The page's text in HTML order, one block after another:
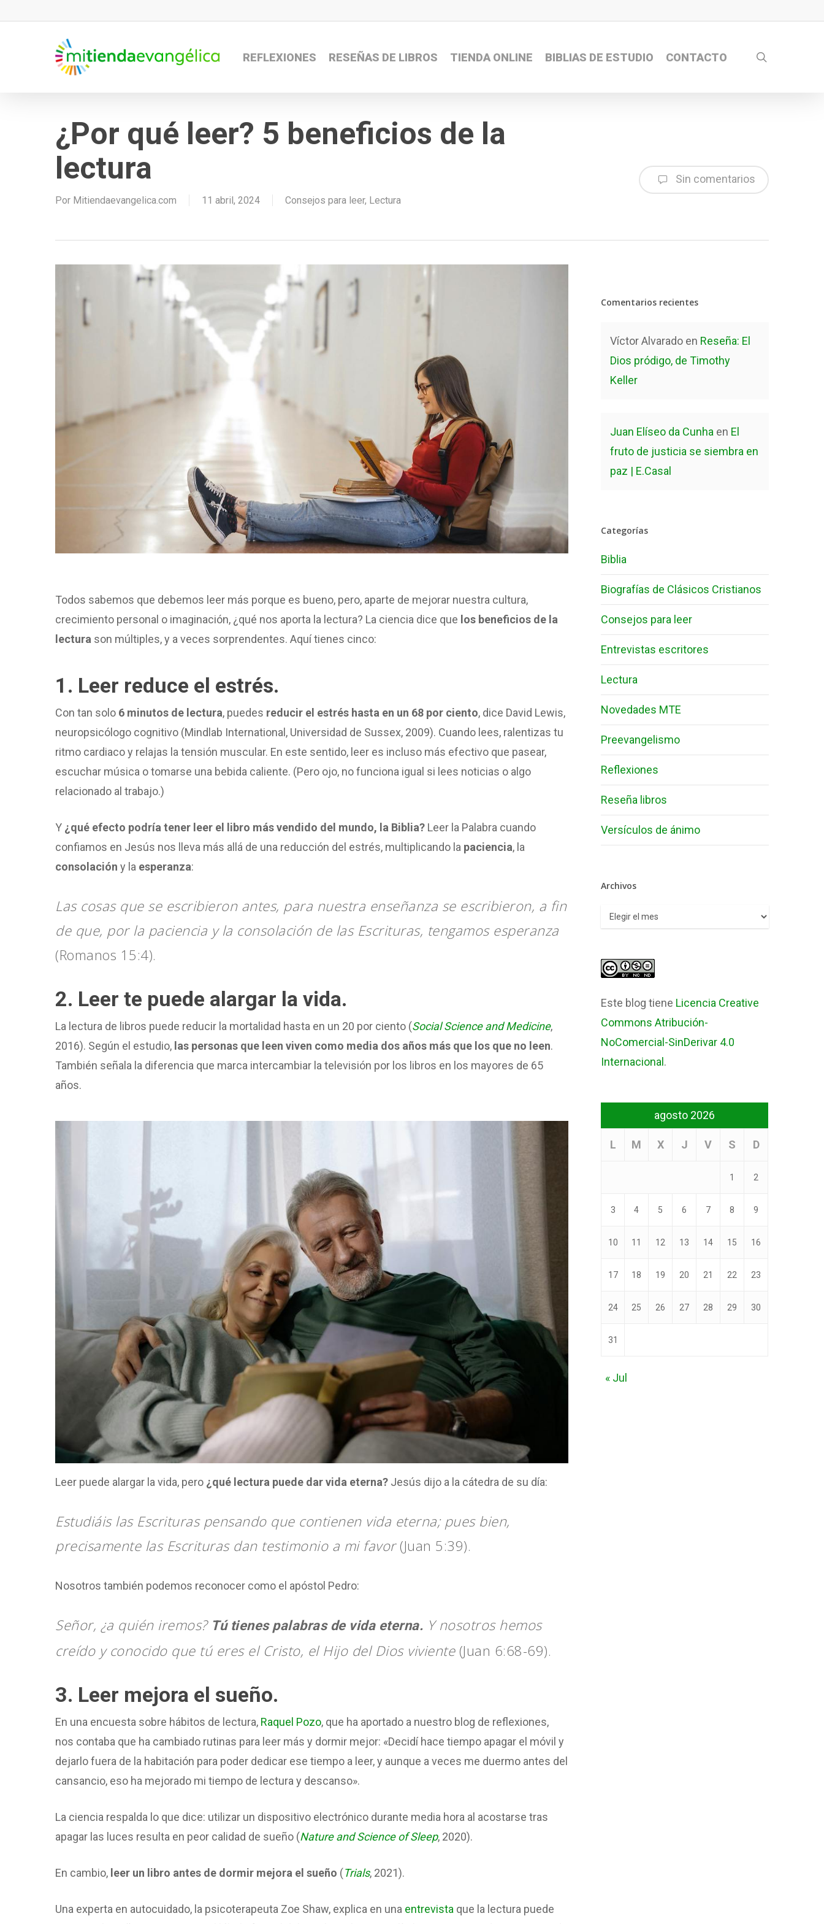
REFLEXIONES RESEÑAS DE LIBROS TIENDA ONLINE BIBLIAS DE ESTUDIO CONTACTO
¿Por qué leer? 5 beneficios de la
lectura
Por Mitiendaevangelica.com 11 abril, 2024 Consejos para leer, Lectura
Sin comentarios
Todos sabemos que debemos leer más porque es bueno, pero, aparte de mejorar nuestra cultura,
crecimiento personal o imaginación, ¿qué nos aporta la lectura? La ciencia dice que los beneficios de la
lectura son múltiples, y a veces sorprendentes. Aquí tienes cinco:
1. Leer reduce el estrés.
Con tan solo 6 minutos de lectura, puedes reducir el estrés hasta en un 68 por ciento, dice David Lewis,
neuropsicólogo cognitivo (Mindlab International, Universidad de Sussex, 2009). Cuando lees, ralentizas tu
ritmo cardiaco y relajas la tensión muscular. En este sentido, leer es incluso más efectivo que pasear,
escuchar música o tomarse una bebida caliente. (Pero ojo, no funciona igual si lees noticias o algo
relacionado al trabajo.)
Y ¿qué efecto podría tener leer el libro más vendido del mundo, la Biblia? Leer la Palabra cuando
confiamos en Jesús nos lleva más allá de una reducción del estrés, multiplicando la paciencia, la
consolación y la esperanza:
Las cosas que se escribieron antes, para nuestra enseñanza se escribieron, a fin
de que, por la paciencia y la consolación de las Escrituras, tengamos esperanza
(Romanos 15:4).
2. Leer te puede alargar la vida.
La lectura de libros puede reducir la mortalidad hasta en un 20 por ciento (Social Science and Medicine,
2016). Según el estudio, las personas que leen viven como media dos años más que los que no leen.
También señala la diferencia que marca intercambiar la televisión por los libros en los mayores de 65
años.
Leer puede alargar la vida, pero ¿qué lectura puede dar vida eterna? Jesús dijo a la cátedra de su día:
Estudiáis las Escrituras pensando que contienen vida eterna; pues bien,
precisamente las Escrituras dan testimonio a mi favor(Juan 5:39).
Nosotros también podemos reconocer como el apóstol Pedro:
Señor, ¿a quién iremos? Tú tienes palabras de vida eterna. Y nosotros hemos
creído y conocido que tú eres el Cristo, el Hijo del Dios viviente(Juan 6:68-69).
3. Leer mejora el sueño.
En una encuesta sobre hábitos de lectura, Raquel Pozo, que ha aportado a nuestro blog de reflexiones,
nos contaba que ha cambiado rutinas para leer más y dormir mejor: «Decidí hace tiempo apagar el móvil y
dejarlo fuera de la habitación para poder dedicar ese tiempo a leer, y aunque a veces me duermo antes del
cansancio, eso ha mejorado mi tiempo de lectura y descanso».
La ciencia respalda lo que dice: utilizar un dispositivo electrónico durante media hora al acostarse tras
apagar las luces resulta en peor calidad de sueño (Nature and Science of Sleep, 2020).
En cambio, leer un libro antes de dormir mejora el sueño (Trials, 2021).
Una experta en autocuidado, la psicoterapeuta Zoe Shaw, explica en una entrevista que la lectura puede
Comentarios recientes
Víctor Alvarado en Reseña: El
Dios pródigo, de Timothy
Keller
Juan Elíseo da Cunha en El
fruto de justicia se siembra en
paz | E.Casal
Categorías
Biblia
Biografías de Clásicos Cristianos
Consejos para leer
Entrevistas escritores
Lectura
Novedades MTE
Preevangelismo
Reflexiones
Reseña libros
Versículos de ánimo
Archivos
Archivos
Este blog tiene Licencia Creative
Commons Atribución-
NoComercial-SinDerivar 4.0
Internacional .
agosto 2026
L M X J V S D
1 2
3 4 5 6 7 8 9
10 11 12 13 14 15 16
17 18 19 20 21 22 23
24 25 26 27 28 29 30
31
« Jul